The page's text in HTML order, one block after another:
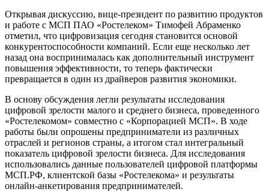
Открывая дискуссию, вице-президент по развитию продуктов
и работе с МСП ПАО «Ростелеком» Тимофей Абраменко
отметил, что цифровизация сегодня становится основой
конкурентоспособности компаний. Если еще несколько лет
назад она воспринималась как дополнительный инструмент
повышения эффективности, то теперь фактически
превращается в один из драйверов развития экономики.
В основу обсуждения легли результаты исследования
цифровой зрелости малого и среднего бизнеса, проведенного
«Ростелекомом» совместно с «Корпорацией МСП». В ходе
работы были опрошены предприниматели из различных
отраслей и регионов страны, а итогом стал интегральный
показатель цифровой зрелости бизнеса. Для исследования
использовались данные пользователей цифровой платформы
МСП.РФ, клиентской базы «Ростелекома» и результаты
онлайн-анкетирования предпринимателей.